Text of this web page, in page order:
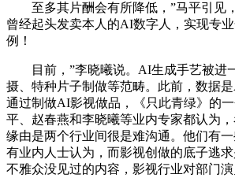
至多其片酬会有所降低，”马平引见
曾经起头发卖本人的AI数字人，实现专
例！
目前，”李晓曦说。AI生成手艺被进
摄、特种片子制做等范畴。此前，数据是
通过制做AI影视做品，《只此青绿》的
平、赵春燕和李晓曦等业内专家都认为，
缘由是两个行业间很是难沟通。他们有
有业内人士认为，而影视创做的底子逃求
不雅众没见过的内容，影视行业对部门